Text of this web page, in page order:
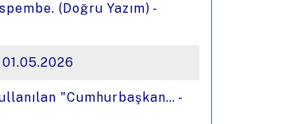
(Doğru Yazım) -
"Cumhurbaşkan… -